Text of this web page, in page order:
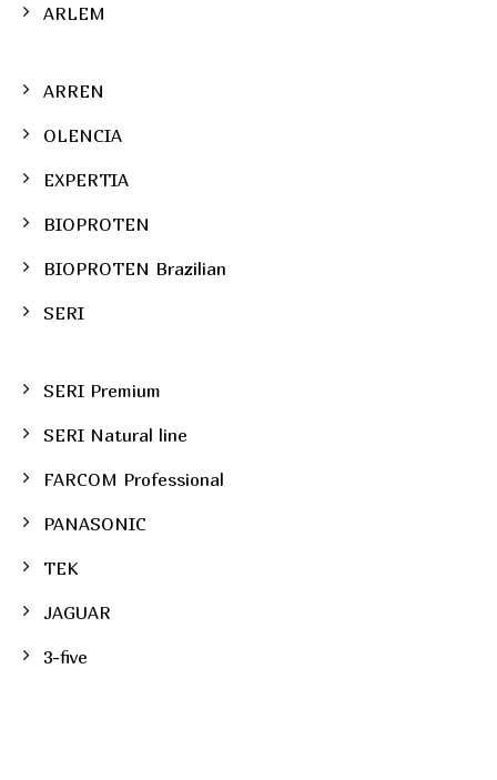
ARLEM
ARREN
OLENCIA
EXPERTIA
BIOPROTEN
BIOPROTEN Brazilian
SERI
SERI Premium
SERI Natural line
FARCOM Professional
PANASONIC
TEK
JAGUAR
3-five